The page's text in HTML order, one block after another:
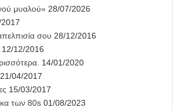
μυαλού» 28/07/2026
σου 28/12/2016
12/12/2016
14/01/2020
21/04/2017
15/03/2017
των 80s 01/08/2023